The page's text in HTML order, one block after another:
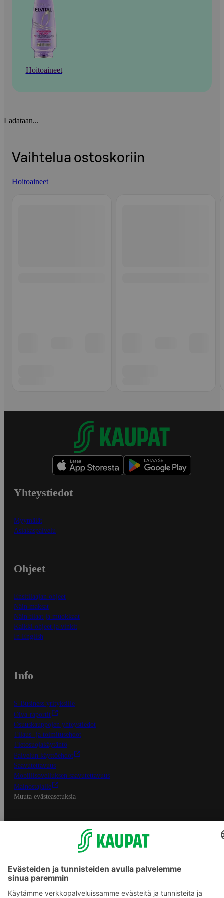
Hoitoaineet
Ladataan...
Vaihtelua ostoskoriin
Hoitoaineet
Yhteystiedot
Myymälät
Asiakaspalvelu
Ohjeet
Ensitilaajan ohjeet
Näin maksat
Näin tilaat ja muokkaat
Kaikki ohjeet ja vinkit
In English
Info
S-Business yrityksille
Oiva-raportit
Osuuskauppojen yhteystiedot
Tilaus- ja toimitusehdot
Tietosuojakäytäntö
Palvelun käyttöehdot
Saavutettavuus
Mobiilisovelluksen saavutettavuus
Mainostajalle
Muuta evästeasetuksia
S-ryhmän palvelut
Asiakasomistajuus